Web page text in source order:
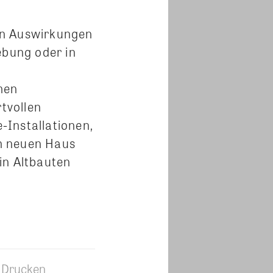
Auswirkungen
oder in
Installationen,
neuen Haus
Altbauten
Drucken